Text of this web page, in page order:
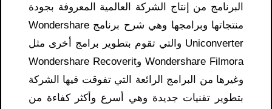
البرنامج من إنتاج الشركة العالمية المعروفة بجودة
منتجاتها وبرامجها وهي شرح برنامج Wondershare
Uniconverter والتي تقوم بتطوير برامج أخرى مثل
Wondershare Filmora وWondershare Recoverit
وغيرها من البرامج الرائعة التي تفوقت فيها الشركة
بتطوير تقنيات جديدة وهي أسرع وأكثر كفاءة من